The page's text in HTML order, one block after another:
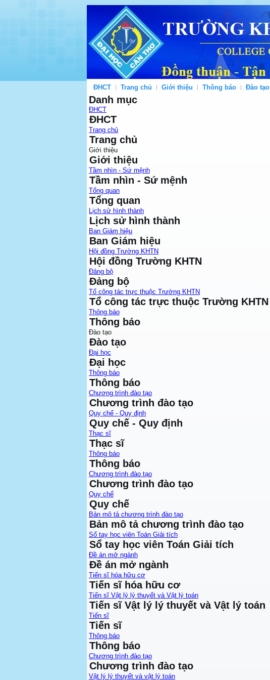
ĐHCT Trang chủ Giới thiệu Thông báo Đào tạo
Danh mục
ĐHCT
ĐHCT
Trang chủ
Trang chủ
Giới thiệu
Giới thiệu
Tầm nhìn - Sứ mệnh
Tầm nhìn - Sứ mệnh
Tổng quan
Tổng quan
Lịch sử hình thành
Lịch sử hình thành
Ban Giám hiệu
Ban Giám hiệu
Hội đồng Trường KHTN
Hội đồng Trường KHTN
Đảng bộ
Đảng bộ
Tổ công tác trực thuộc Trường KHTN
Tổ công tác trực thuộc Trường KHTN
Thông báo
Thông báo
Đào tạo
Đào tạo
Đại học
Đại học
Thông báo
Thông báo
Chương trình đào tạo
Chương trình đào tạo
Quy chế - Quy định
Quy chế - Quy định
Thạc sĩ
Thạc sĩ
Thông báo
Thông báo
Chương trình đào tạo
Chương trình đào tạo
Quy chế
Quy chế
Bản mô tả chương trình đào tạo
Bản mô tả chương trình đào tạo
Sổ tay học viên Toán Giải tích
Sổ tay học viên Toán Giải tích
Đề án mở ngành
Đề án mở ngành
Tiến sĩ hóa hữu cơ
Tiến sĩ hóa hữu cơ
Tiến sĩ Vật lý lý thuyết và Vật lý toán
Tiến sĩ Vật lý lý thuyết và Vật lý toán
Tiến sĩ
Tiến sĩ
Thông báo
Thông báo
Chương trình đào tạo
Chương trình đào tạo
Vật lý lý thuyết và vật lý toán